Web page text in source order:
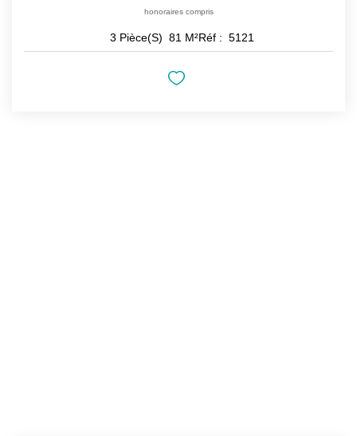
honoraires compris
3 Pièce(s) 81 M²Réf : 5121